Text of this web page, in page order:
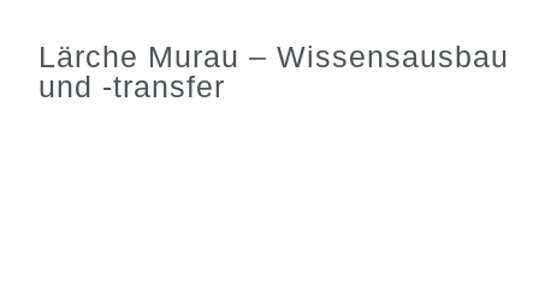
Lärche Murau – Wissensausbau
und -transfer